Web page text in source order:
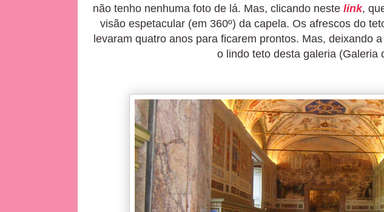
não tenho nenhuma foto de lá. Mas, clicando neste link,
visão espetacular (em 360º) da capela. Os afrescos do
levaram quatro anos para ficarem prontos. Mas, deixando
o lindoteto desta galeria (Galeria